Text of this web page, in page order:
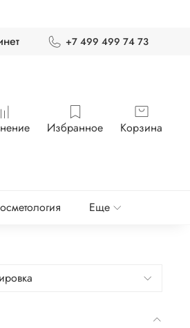
+7 499 499 74 73
Избранное Корзина
Еще